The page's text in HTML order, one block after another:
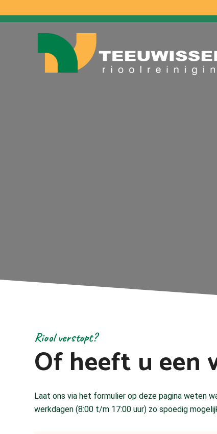
Riool verstopt?
Of heeft u een
Laat ons via het formulier op deze pagina weten
werkdagen (8:00 t/m 17:00 uur) zo spoedig